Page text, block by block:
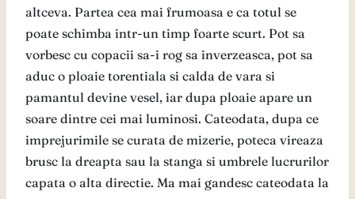
altceva. Partea cea mai frumoasa e ca totul se
poate schimba intr-un timp foarte scurt. Pot sa
vorbesc cu copacii sa-i rog sa inverzeasca, pot sa
aduc o ploaie torentiala si calda de vara si
pamantul devine vesel, iar dupa ploaie apare un
soare dintre cei mai luminosi. Cateodata, dupa ce
imprejurimile se curata de mizerie, poteca vireaza
brusc la dreapta sau la stanga si umbrele lucrurilor
capata o alta directie. Ma mai gandesc cateodata la